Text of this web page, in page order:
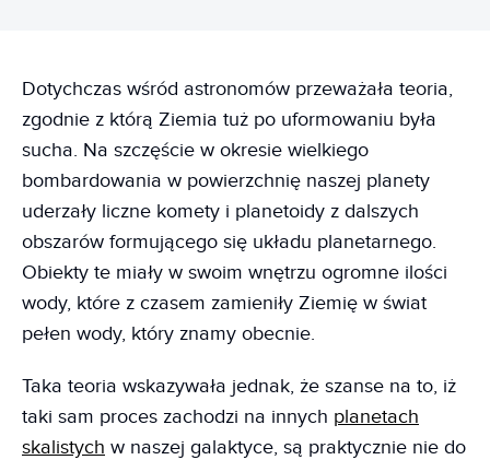
Dotychczas wśród astronomów przeważała teoria,
zgodnie z którą Ziemia tuż po uformowaniu była
sucha. Na szczęście w okresie wielkiego
bombardowania w powierzchnię naszej planety
uderzały liczne komety i planetoidy z dalszych
obszarów formującego się układu planetarnego.
Obiekty te miały w swoim wnętrzu ogromne ilości
wody, które z czasem zamieniły Ziemię w świat
pełen wody, który znamy obecnie.
Taka teoria wskazywała jednak, że szanse na to, iż
taki sam proces zachodzi na innych planetach
skalistych w naszej galaktyce, są praktycznie nie do